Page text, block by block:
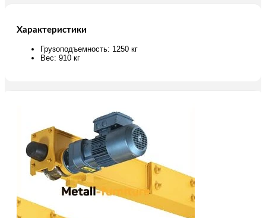
Характеристики
Грузоподъемность: 1250 кг
Вес: 910 кг